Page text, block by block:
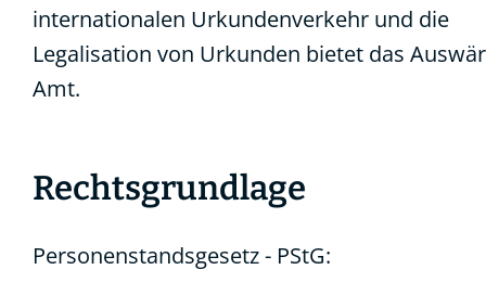
internationalen Urkundenverkehr und die
Legalisation von Urkunden bietet das
Amt.
Rechtsgrundlage
Personenstandsgesetz - PStG: